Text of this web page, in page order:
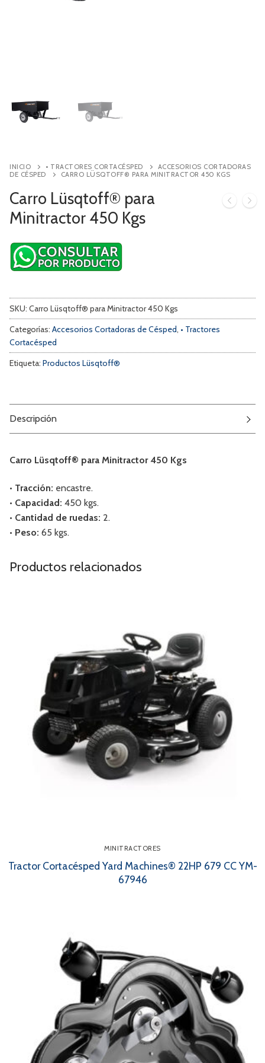
INICIO • TRACTORES CORTACÉSPED
ACCESORIOS CORTADORAS
DE CÉSPED
CARRO LÜSQTOFF® PARA MINITRACTOR 450 KGS
Carro Lüsqtoff® para
Minitractor 450 Kgs
SKU: Carro Lüsqtoff® para Minitractor 450 Kgs
Categorías: Accesorios Cortadoras de Césped, • Tractores
Cortacésped
Etiqueta: Productos Lüsqtoff®
Descripción
Carro Lüsqtoff® para Minitractor 450 Kgs
• Tracción: encastre.
• Capacidad: 450 kgs.
• Cantidad de ruedas: 2.
• Peso: 65 kgs.
Productos relacionados
MINITRACTORES
Tractor Cortacésped Yard Machines® 22HP 679 CC YM-
67946